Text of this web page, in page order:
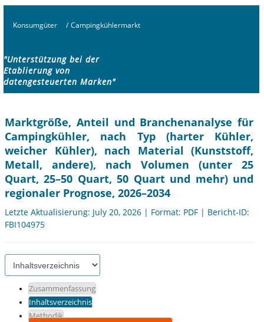
Konsumgüter / Campingkühlermarkt
"Unterstützung bei der
Etablierung von
datengesteuerten Marken"
Marktgröße, Anteil und Branchenanalyse für
Campingkühler, nach Typ (harter Kühler,
weicher Kühler), nach Material (Kunststoff,
Metall, andere), nach Volumen (unter 25
Quart, 25–50 Quart, 50 Quart und mehr) und
regionaler Prognose, 2026–2034
Letzte Aktualisierung: July 20, 2026 | Format: PDF | Bericht-ID:
FBI104975
Zusammenfassung
Inhaltsverzeichnis
Methodik